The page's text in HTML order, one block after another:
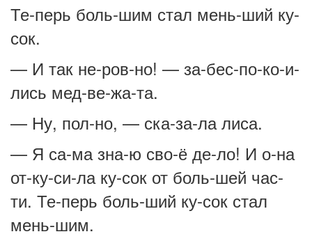
Те-перь боль-шим стал мень-ший ку-
сок.
— И так не-ров-но! — за-бес-по-ко-и-
лись мед-ве-жа-та.
— Ну, пол-но, — ска-за-ла лиса.
— Я са-ма зна-ю сво-ё де-ло! И о-на
от-ку-си-ла ку-сок от боль-шей час-
ти. Те-перь боль-ший ку-сок стал
мень-шим.